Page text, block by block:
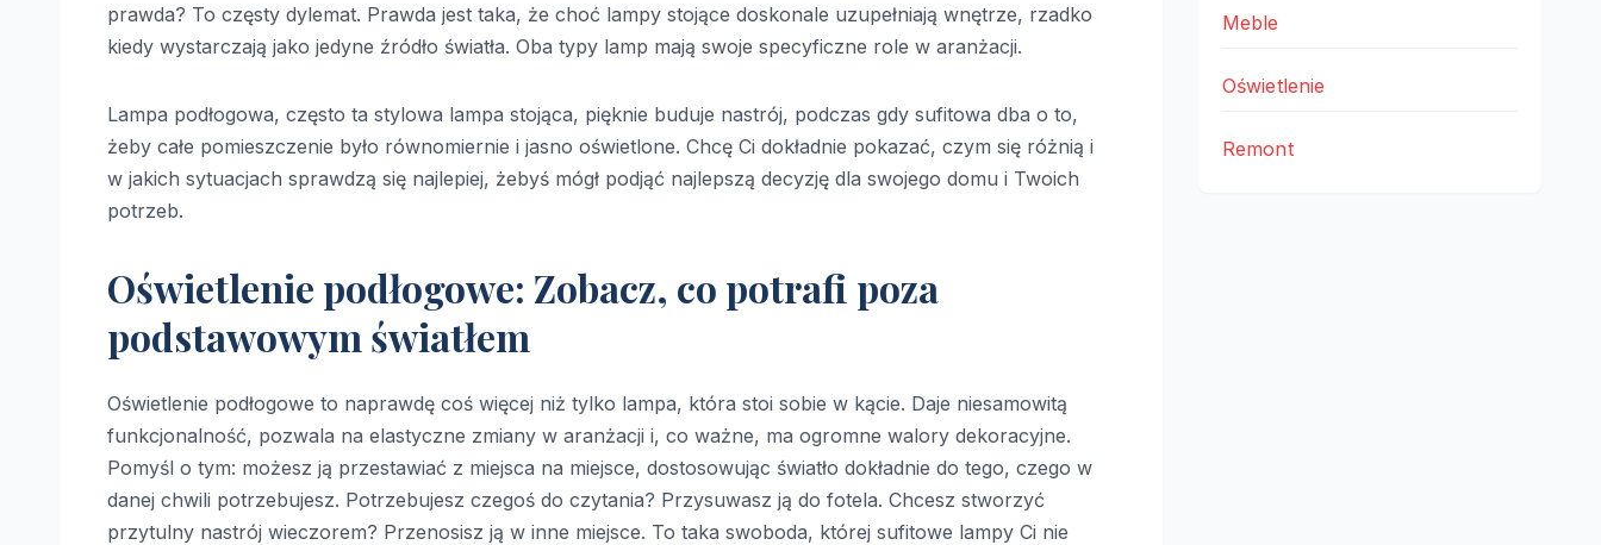
prawda? To częsty dylemat. Prawda jest taka, że choć lampy stojące doskonale uzupełniają wnętrze, rzadko
kiedy wystarczają jako jedyne źródło światła. Oba typy lamp mają swoje specyficzne role w aranżacji.
Lampa podłogowa, często ta stylowa lampa stojąca, pięknie buduje nastrój, podczas gdy sufitowa dba o to,
żeby całe pomieszczenie było równomiernie i jasno oświetlone. Chcę Ci dokładnie pokazać, czym się różnią i
w jakich sytuacjach sprawdzą się najlepiej, żebyś mógł podjąć najlepszą decyzję dla swojego domu i Twoich
potrzeb.
Oświetlenie podłogowe: Zobacz, co potrafi poza
podstawowym światłem
Oświetlenie podłogowe to naprawdę coś więcej niż tylko lampa, która stoi sobie w kącie. Daje niesamowitą
funkcjonalność, pozwala na elastyczne zmiany w aranżacji i, co ważne, ma ogromne walory dekoracyjne.
Pomyśl o tym: możesz ją przestawiać z miejsca na miejsce, dostosowując światło dokładnie do tego, czego w
danej chwili potrzebujesz. Potrzebujesz czegoś do czytania? Przysuwasz ją do fotela. Chcesz stworzyć
przytulny nastrój wieczorem? Przenosisz ją w inne miejsce. To taka swoboda, której sufitowe lampy Ci nie
Meble
Oświetlenie
Remont